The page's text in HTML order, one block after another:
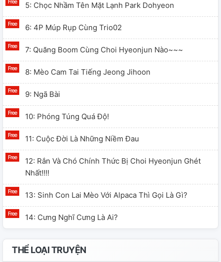
5: Chọc Nhầm Tên Mặt Lạnh Park Dohyeon
6: 4P Múp Rụp Cùng Trio02
7: Quăng Boom Cùng Choi Hyeonjun Nào~~~
8: Mèo Cam Tai Tiếng Jeong Jihoon
9: Ngã Bài
10: Phóng Túng Quá Độ!
11: Cuộc Đời Là Những Niềm Đau
12: Rắn Và Chó Chính Thức Bị Choi Hyeonjun Ghét
Nhất!!!!
13: Sinh Con Lai Mèo Với Alpaca Thì Gọi Là Gì?
14: Cưng Nghĩ Cưng Là Ai?
THỂ LOẠI TRUYỆN